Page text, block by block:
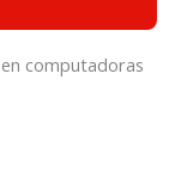
computadoras